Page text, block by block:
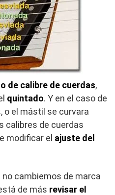
de calibre de cuerdas,
quintado. Y en el caso de
o el mástil se curvara
calibres de cuerdas
modificar el ajuste del
cambiemos de marca
de más revisar el